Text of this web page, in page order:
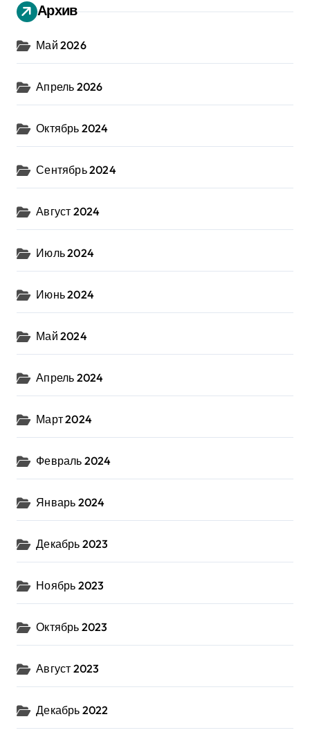
Архив
Май 2026
Апрель 2026
Октябрь 2024
Сентябрь 2024
Август 2024
Июль 2024
Июнь 2024
Май 2024
Апрель 2024
Март 2024
Февраль 2024
Январь 2024
Декабрь 2023
Ноябрь 2023
Октябрь 2023
Август 2023
Декабрь 2022